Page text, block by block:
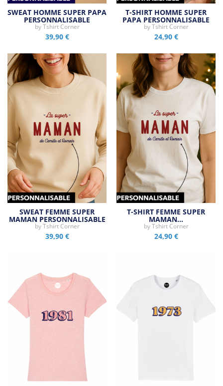
SWEAT HOMME SUPER PAPA
PERSONNALISABLE
byTshirt Corner
39,90 €
T-SHIRT HOMME SUPER
PAPA PERSONNALISABLE
byTshirt Corner
24,90 €
SWEAT FEMME SUPER
MAMAN PERSONNALISABLE
byTshirt Corner
39,90 €
T-SHIRT FEMME SUPER
MAMAN…
byTshirt Corner
24,90 €